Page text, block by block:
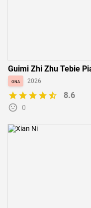
Guimi Zhi Zhu Tebie
Liewu
ona 2026
8.6
0